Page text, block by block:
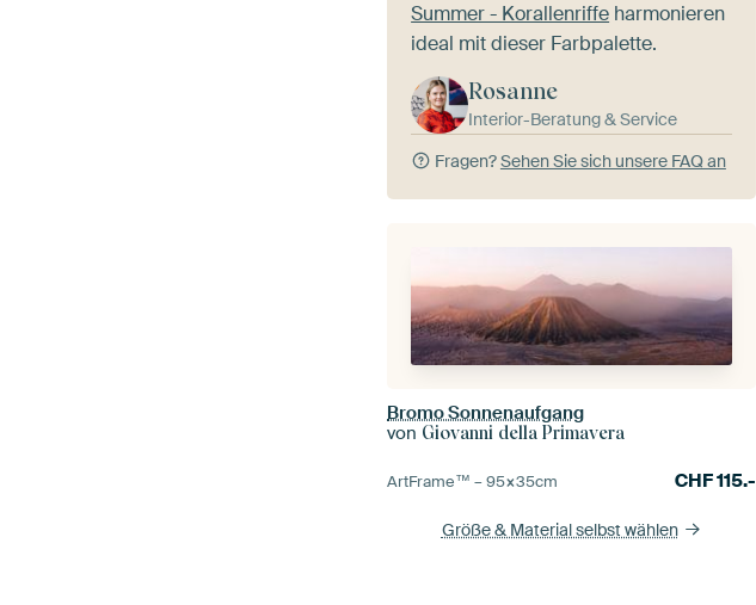
Summer - Korallenriffe harmonieren
ideal mit dieser Farbpalette.
Rosanne
Interior-Beratung & Service
Fragen?Sehen Sie sich unsere FAQ an
Bromo Sonnenaufgang
von Giovanni della Primavera
ArtFrame™ –95×35cm CHF115.-
Größe & Material selbst wählen